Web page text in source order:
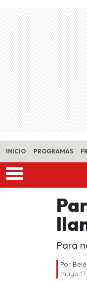
Skip to main content
INICIO PROGRAMAS
Para
Por
mayo